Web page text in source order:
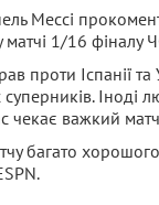
Мессі
1/16 фіналу
проти Іспанії
Іноді
чекає важкий
багато